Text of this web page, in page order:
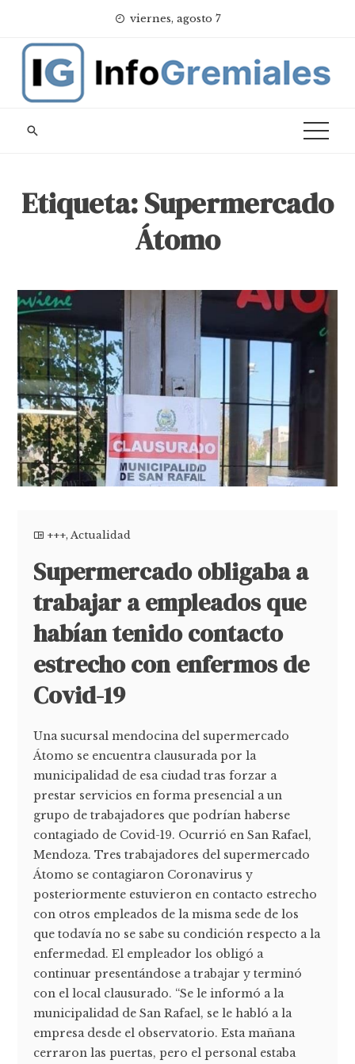
content
viernes, agosto 7
Etiqueta:Supermercado
Átomo
+++,Actualidad
Supermercado obligaba a
trabajar a empleados que
habían tenido contacto
estrecho con enfermos de
Covid-19
Una sucursal mendocina del supermercado
Átomo se encuentra clausurada por la
municipalidad de esa ciudad tras forzar a
prestar servicios en forma presencial a un
grupo de trabajadores que podrían haberse
contagiado de Covid-19. Ocurrió en San Rafael,
Mendoza. Tres trabajadores del supermercado
Átomo se contagiaron Coronavirus y
posteriormente estuvieron en contacto estrecho
con otros empleados de la misma sede de los
que todavía no se sabe su condición respecto a la
enfermedad. El empleador los obligó a
continuar presentándose a trabajar y terminó
con el local clausurado. “Se le informó a la
municipalidad de San Rafael, se le habló a la
empresa desde el observatorio. Esta mañana
cerraron las puertas, pero el personal estaba